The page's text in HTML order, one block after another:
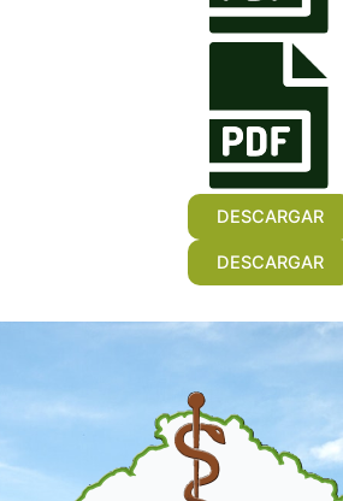
DESCARGAR
DESCARGAR